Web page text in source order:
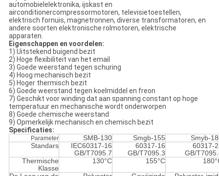
automobielelektronika, ijskast en
airconditionercompressormotoren, televisietoestellen,
elektrisch fornuis, magnetronnen, diverse transformatoren, en
andere soorten elektronische rolmotoren, elektrische
apparaten.
Eigenschappen en voordelen:
1) Uitstekend buigend bezit
2) Hoge flexibiliteit van het email
3) Goede weerstand tegen schuring
4) Hoog mechanisch bezit
5) Hoger thermisch bezit
6) Goede weerstand tegen koelmiddel en freon
7) Geschikt voor winding dat aan spanning constant op hoge
temperatuur en mechanische wordt onderworpen
8) Goede chemische weerstand
9) Opmerkelijk mechanisch en chemisch bezit
Specificaties:
Parameter SMB-130 Smgb-155
Smyb-
Standars
IEC60317-16
GB/T7095.7
60317-16
GB/T7095.3
60317-
GB/
Thermische
Klasse
130°C 155°C